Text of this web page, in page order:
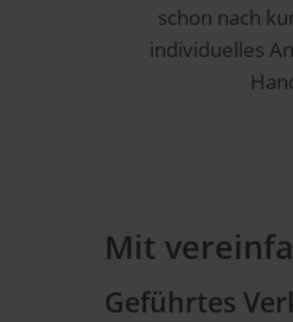
schon nach
individuelles
Mit
Geführtes